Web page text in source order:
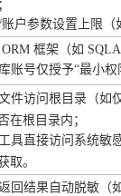
户参数设置上限
框架（如
账号仅授予“最小
件访问根目录（如
在根目录内；
具直接访问系统敏
取。
回结果自动脱敏（